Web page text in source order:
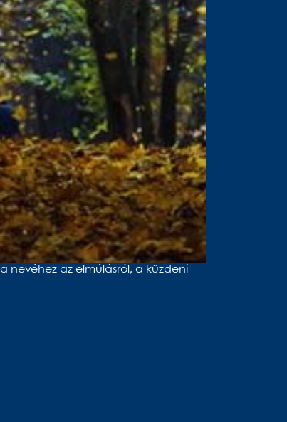
nevéhez az elmúlásról, a küzdeni